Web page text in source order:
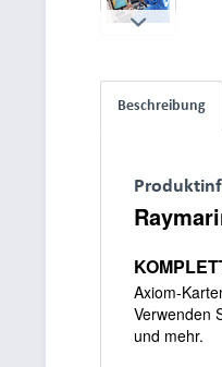
Beschreibung
Axiom-
Verwenden
und mehr.